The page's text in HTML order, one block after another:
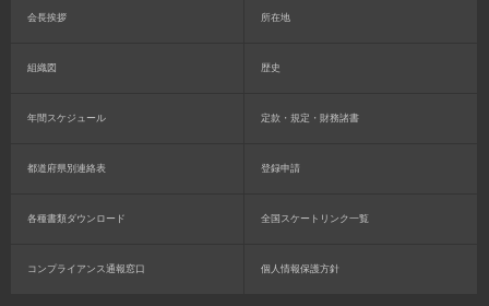
会長挨拶 所在地
組織図 歴史
年間スケジュール 定款・規定・財務諸書
都道府県別連絡表 登録申請
各種書類ダウンロード 全国スケートリンク一覧
コンプライアンス通報窓口 個人情報保護方針